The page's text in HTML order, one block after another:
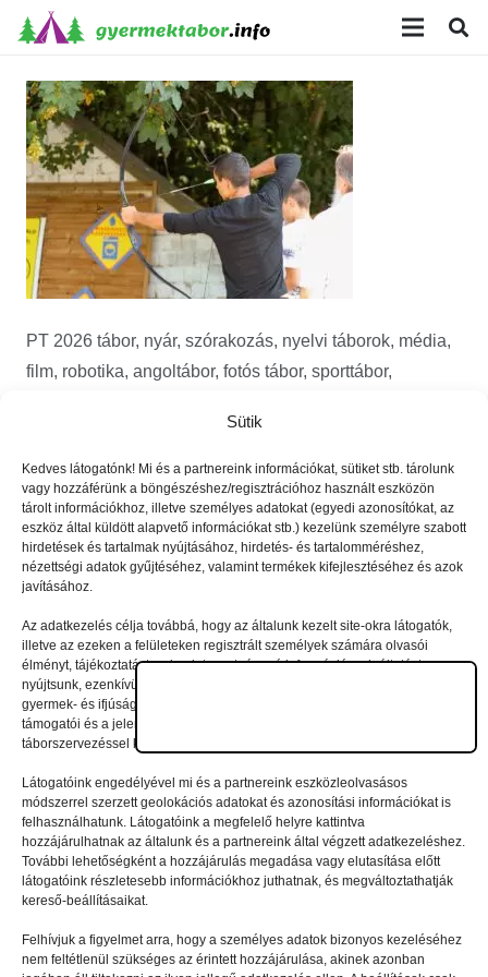
Sütik
Kedves látogatónk! Mi és a partnereink információkat, sütiket stb. tárolunk
vagy hozzáférünk a böngészéshez/regisztrációhoz használt eszközön
tárolt információkhoz, illetve személyes adatokat (egyedi azonosítókat, az
eszköz által küldött alapvető információkat stb.) kezelünk személyre szabott
hirdetések és tartalmak nyújtásához, hirdetés- és tartalomméréshez,
nézettségi adatok gyűjtéséhez, valamint termékek kifejlesztéséhez és azok
javításához.
Az adatkezelés célja továbbá, hogy az általunk kezelt site-okra látogatók,
illetve az ezeken a felületeken regisztrált személyek számára olvasói
élményt, tájékoztatást, valamint szerteágazó információszolgáltatást
nyújtsunk, ezenkívül – jelentkezési szándék/regisztráció esetén – a nyári
gyermek- és ifjúsági táborainkban való részvételhez biztosítsuk a
támogatói és a jelentkezési, valamint a számlázási feltételeket és a
táborszervezéssel kapcsolatos kommunikációt.
Látogatóink engedélyével mi és a partnereink eszközleolvasásos
módszerrel szerzett geolokációs adatokat és azonosítási információkat is
felhasználhatunk. Látogatóink a megfelelő helyre kattintva
hozzájárulhatnak az általunk és a partnereink által végzett adatkezeléshez.
További lehetőségként a hozzájárulás megadása vagy elutasítása előtt
látogatóink részletesebb információkhoz juthatnak, és megváltoztathatják
kereső-beállításaikat.
Felhívjuk a figyelmet arra, hogy a személyes adatok bizonyos kezeléséhez
nem feltétlenül szükséges az érintett hozzájárulása, akinek azonban
PT 2026 tábor, nyár, szórakozás, nyelvi táborok, média,
film, robotika, angoltábor, fotós tábor, sporttábor,
játéktábor, programozás, kézművestábor, kreativitás,
tőzsde, gazdaság, 3D, technika
Vélemény, hozzászólás?
*karakterrel jelöltük